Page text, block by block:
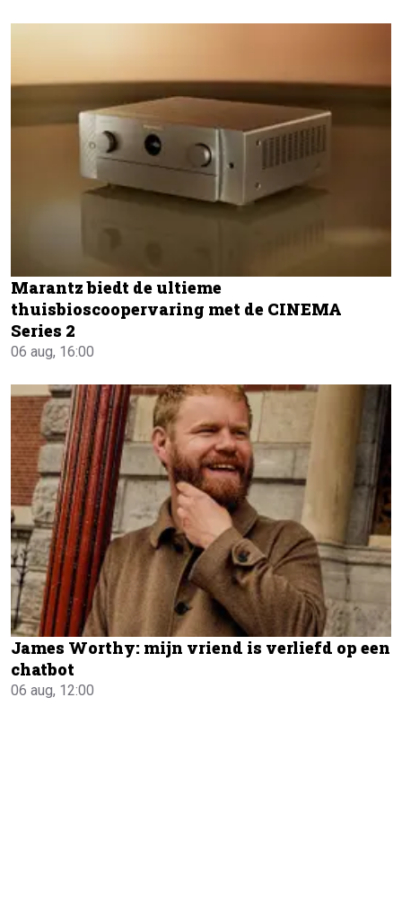
Marantz biedt de ultieme
thuisbioscoopervaring met de CINEMA
Series 2
06 aug, 16:00
James Worthy: mijn vriend is verliefd op een
chatbot
06 aug, 12:00